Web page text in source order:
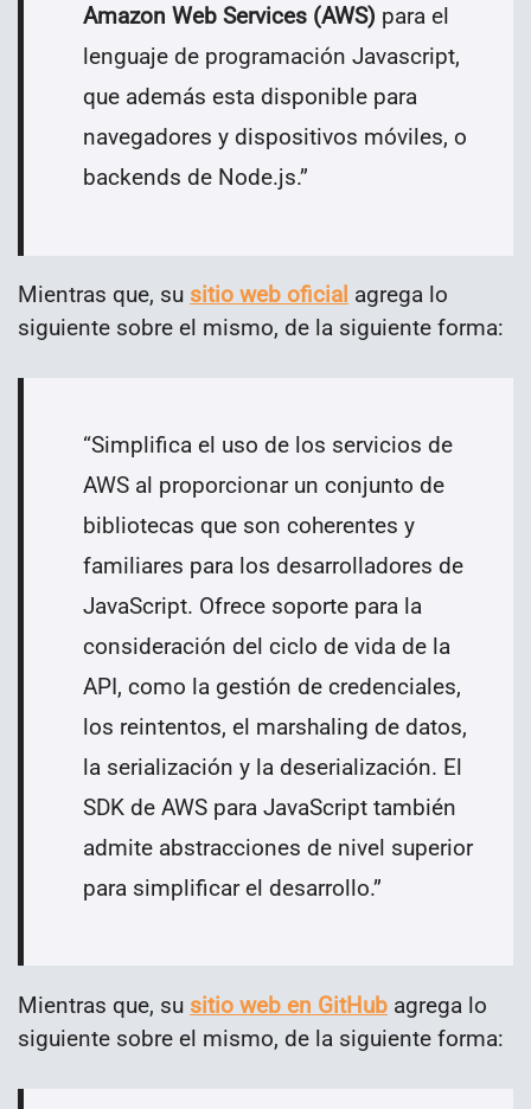
Amazon Web Services (AWS) para el
lenguaje de programación Javascript,
que además esta disponible para
navegadores y dispositivos móviles, o
backends de Node.js.”
Mientras que, su sitio web oficial agrega lo
siguiente sobre el mismo, de la siguiente forma:
“Simplifica el uso de los servicios de
AWS al proporcionar un conjunto de
bibliotecas que son coherentes y
familiares para los desarrolladores de
JavaScript. Ofrece soporte para la
consideración del ciclo de vida de la
API, como la gestión de credenciales,
los reintentos, el marshaling de datos,
la serialización y la deserialización. El
SDK de AWS para JavaScript también
admite abstracciones de nivel superior
para simplificar el desarrollo.”
Mientras que, su sitio web en GitHub agrega lo
siguiente sobre el mismo, de la siguiente forma: